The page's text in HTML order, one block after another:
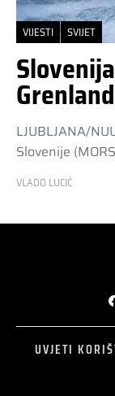
VIJESTI SVIJET
Grenland
LJUBLJANA/
Slovenije
VLADO LUCIĆ
UVJETI